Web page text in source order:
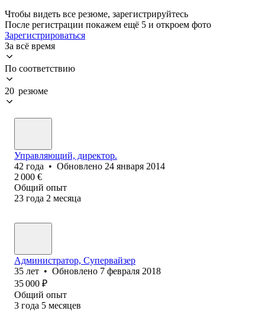
Чтобы видеть все резюме, зарегистрируйтесь
После регистрации покажем ещё 5 и откроем фото
Зарегистрироваться
За всё время
По соответствию
20 резюме
Управляющий, директор.
42 года • Обновлено 24 января 2014
2 000 €
Общий опыт
23 года 2 месяца
Администратор, Супервайзер
35 лет • Обновлено 7 февраля 2018
35 000 ₽
Общий опыт
3 года 5 месяцев